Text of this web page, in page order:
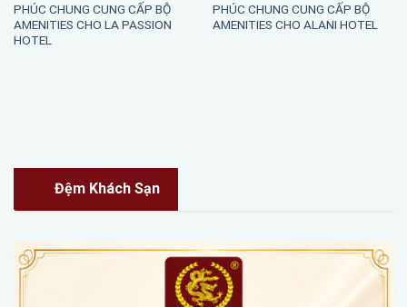
PHÚC CHUNG CUNG CẤP BỘ
AMENITIES CHO LA PASSION
HOTEL
PHÚC CHUNG CUNG CẤP BỘ
AMENITIES CHO ALANI HOTEL
Đệm Khách Sạn